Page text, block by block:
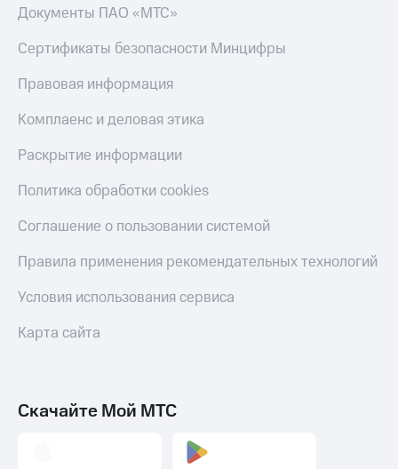
Документы ПАО «МТС»
Сертификаты безопасности Минцифры
Правовая информация
Комплаенс и деловая этика
Раскрытие информации
Политика обработки cookies
Соглашение о пользовании системой
Правила применения рекомендательных технологий
Условия использования сервиса
Карта сайта
Скачайте Мой МТС